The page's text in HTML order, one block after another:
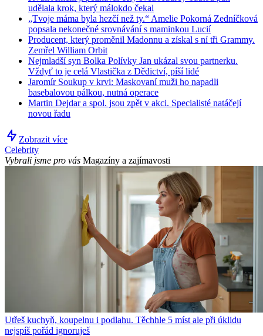
udělala krok, který málokdo čekal
„Tvoje máma byla hezčí než ty.“ Amelie Pokorná Zedníčková
popsala nekonečné srovnávání s maminkou Lucií
Producent, který proměnil Madonnu a získal s ní tři Grammy.
Zemřel William Orbit
Nejmladší syn Bolka Polívky Jan ukázal svou partnerku.
Vždyť to je celá Vlastička z Dědictví, píší lidé
Jaromír Soukup v krvi: Maskovaní muži ho napadli
basebalovou pálkou, nutná operace
Martin Dejdar a spol. jsou zpět v akci. Specialisté natáčejí
novou řadu
Zobrazit více
Celebrity
Vybrali jsme pro vás Magazíny a zajímavosti
Utřeš kuchyň, koupelnu i podlahu. Těchhle 5 míst ale při úklidu
nejspíš pořád ignoruješ